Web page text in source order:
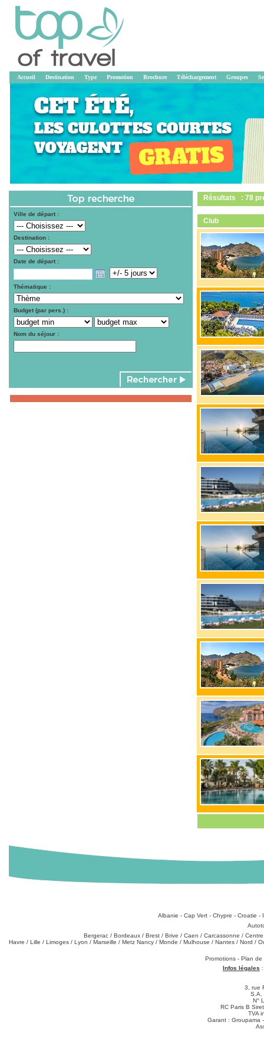
Accueil Destination Type Promotion Brochure Téléchargement Groupes
Ville de départ :
Destination :
Date de départ :
Thématique :
Budget (par pers.) :
Nom du séjour :
Résultats : 78
Club
Albanie - Cap Vert- Chypre - Croatie -
Bergerac / Bordeaux / Brest / Brive / Caen / Carcassonne / Centre
Havre / Lille / Limoges / Lyon / Marseille / Metz Nancy / Monde / Mulhouse / Nantes / Nord /
Promotions - Plan
Infos légales
3, rue
S.A.
N°
RC Paris B
TVA
Garant : Groupama